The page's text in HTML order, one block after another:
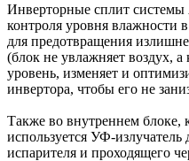
Инверторные сплит
контроля уровня влажности
для предотвращения
(блок не увлажняет воздух,
уровень, изменяет и
инвертора, чтобы его не
Также во внутреннем блоке,
используется УФ-
испарителя и проходящего